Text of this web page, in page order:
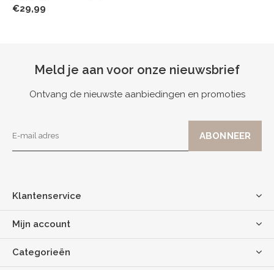
€29,99
Meld je aan voor onze nieuwsbrief
Ontvang de nieuwste aanbiedingen en promoties
Klantenservice
Mijn account
Categorieën